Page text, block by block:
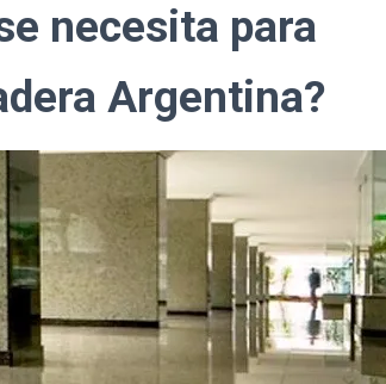
necesita para
Argentina?